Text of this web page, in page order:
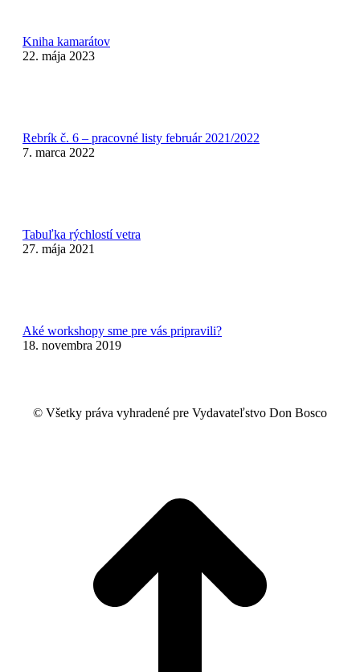
Kniha kamarátov
22. mája 2023
Rebrík č. 6 – pracovné listy február 2021/2022
7. marca 2022
Tabuľka rýchlostí vetra
27. mája 2021
Aké workshopy sme pre vás pripravili?
18. novembra 2019
© Všetky práva vyhradené pre Vydavateľstvo Don Bosco